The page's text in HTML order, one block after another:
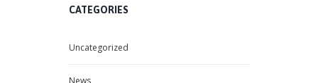
CATEGORIES
Uncategorized